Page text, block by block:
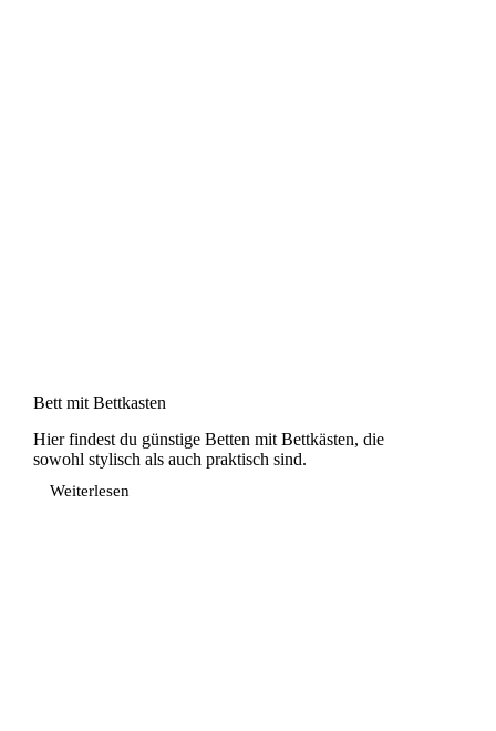
Bett mit Bettkasten
Hier findest du günstige Betten mit Bettkästen, die
sowohl stylisch als auch praktisch sind.
Weiterlesen
Bett